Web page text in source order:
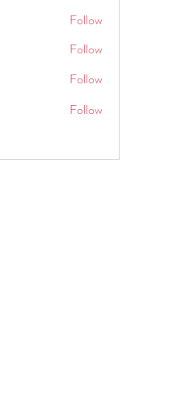
Follow
Follow
Follow
Follow